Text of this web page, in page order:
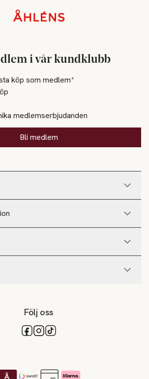
i vår kundklubb
köp som medlem*
medlemserbjudanden
Bli medlem
Följ oss